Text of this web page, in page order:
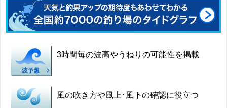
3時間毎の波高やうねりの可能性を掲載
風の吹き方や風上･風下の確認に役立つ